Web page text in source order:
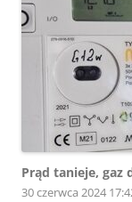
Prąd tanieje, gaz
30 czerwca 2024